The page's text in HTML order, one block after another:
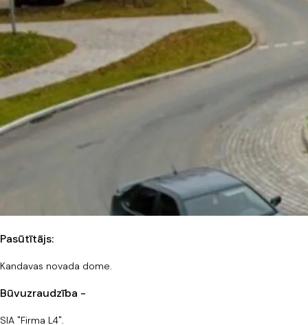
Pasūtītājs:
Kandavas novada dome.
Būvuzraudzība -
SIA "Firma L4".